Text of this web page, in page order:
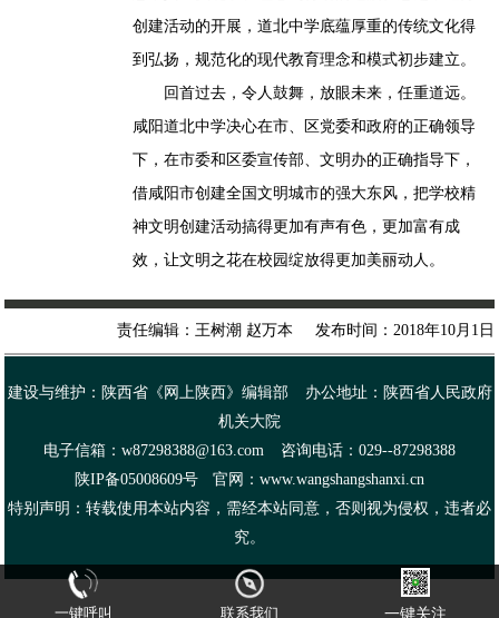
创建活动的开展，道北中学底蕴厚重的传统文化得
到弘扬，规范化的现代教育理念和模式初步建立。
回首过去，令人鼓舞，放眼未来，任重道远。
咸阳道北中学决心在市、区党委和政府的正确领导
下，在市委和区委宣传部、文明办的正确指导下，
借咸阳市创建全国文明城市的强大东风，把学校精
神文明创建活动搞得更加有声有色，更加富有成
效，让文明之花在校园绽放得更加美丽动人。
责任编辑：王树潮 赵万本 发布时间：2018年10月1日
建设与维护：陕西省《网上陕西》编辑部 办公地址：陕西省人民政府
机关大院
电子信箱：w87298388@163.com 咨询电话：029--87298388
陕IP备05008609号 官网：www.wangshangshanxi.cn
特别声明：转载使用本站内容，需经本站同意，否则视为侵权，违者必
究。
一键呼叫 联系我们 一键关注